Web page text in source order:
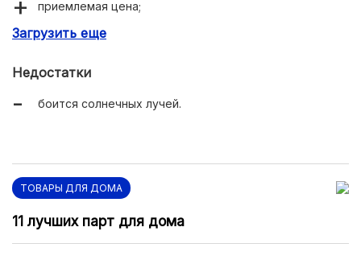
приемлемая цена;
долгий срок эксплуатации.
Загрузить еще
Недостатки
боится солнечных лучей.
ТОВАРЫ ДЛЯ ДОМА
11 лучших парт для дома